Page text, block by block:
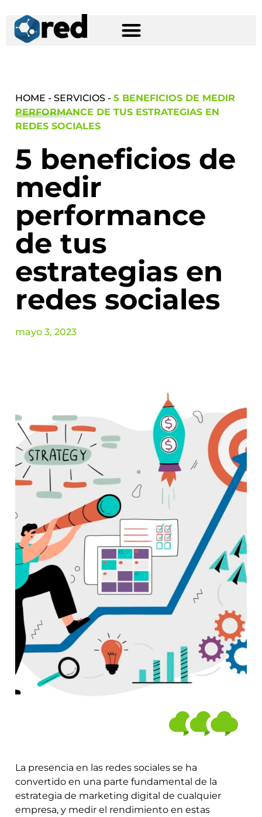
HOME - SERVICIOS - 5 BENEFICIOS DE MEDIR
PERFORMANCE DE TUS ESTRATEGIAS EN
REDES SOCIALES
5 beneficios de
medir
performance
de tus
estrategias en
redes sociales
mayo 3, 2023
La presencia en las redes sociales se ha
convertido en una parte fundamental de la
estrategia de marketing digital de cualquier
empresa, y medir el rendimiento en estas